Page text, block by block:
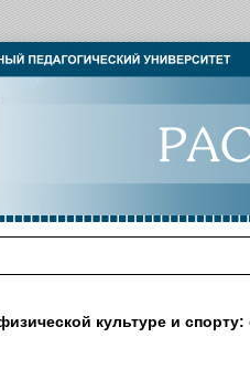
культуре и